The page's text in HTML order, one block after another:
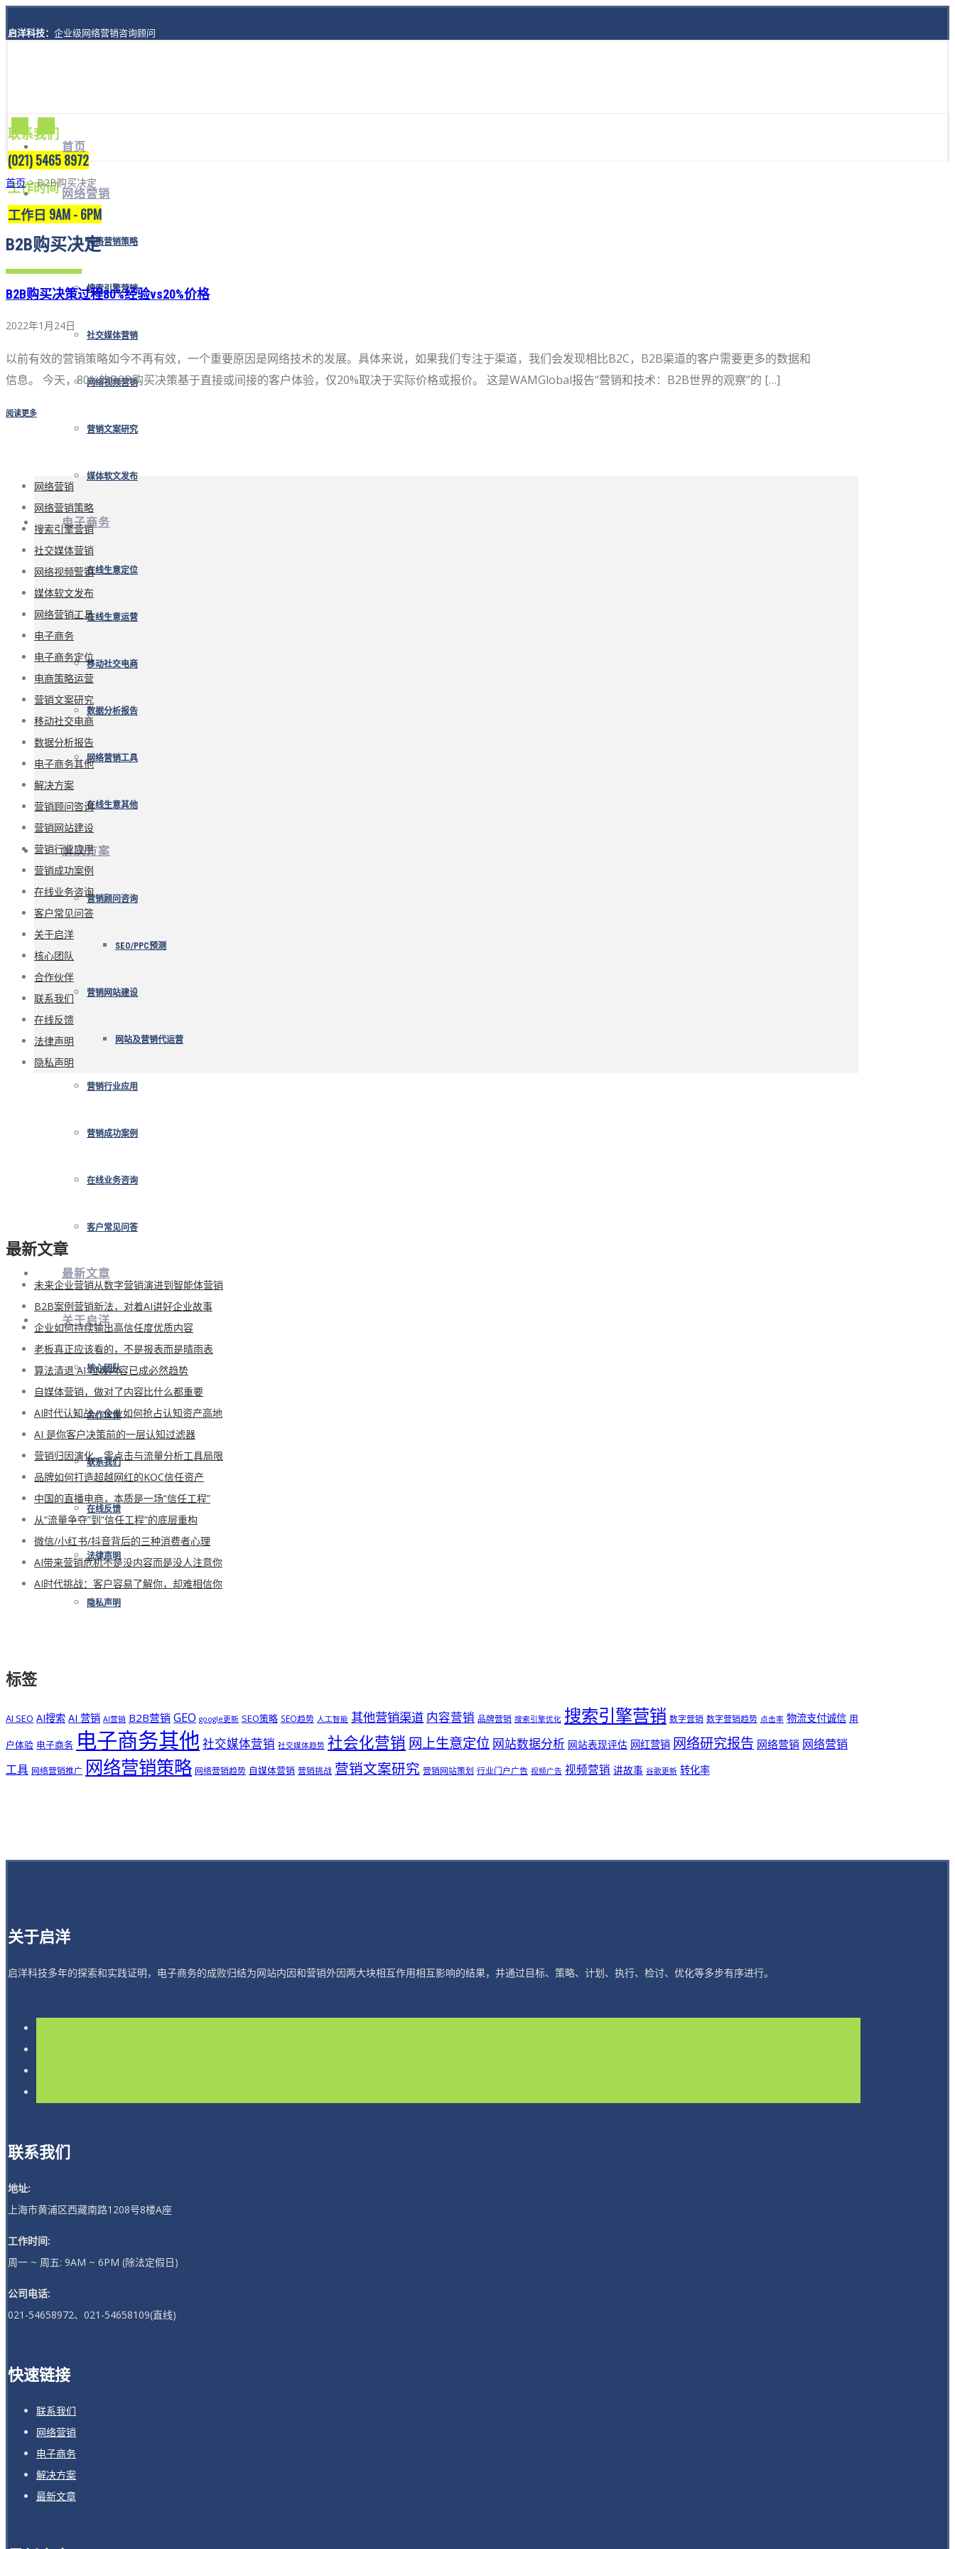
启洋科技： 企业级网络营销咨询顾问
联系我们
(021) 5465 8972
工作时间
工作日 9AM - 6PM
首页
网络营销
网络营销策略
搜索引擎营销
社交媒体营销
网络视频营销
营销文案研究
媒体软文发布
电子商务
在线生意定位
在线生意运营
移动社交电商
数据分析报告
网络营销工具
在线生意其他
解决方案
营销顾问咨询
SEO/PPC预测
营销网站建设
网站及营销代运营
营销行业应用
营销成功案例
在线业务咨询
客户常见问答
最新文章
关于启洋
核心团队
合作伙伴
联系我们
在线反馈
法律声明
隐私声明
首页> B2B购买决定
B2B购买决定
B2B购买决策过程80%经验vs20%价格
2022年1月24日
以前有效的营销策略如今不再有效，一个重要原因是网络技术的发展。具体来说，如果我们专注于渠道，我们会发现相比B2C，B2B渠道的客户需要更多的数据和
信息。 今天，80%的B2B购买决策基于直接或间接的客户体验，仅20%取决于实际价格或报价。 这是WAMGlobal报告“营销和技术：B2B世界的观察”的 […]
阅读更多
网络营销
网络营销策略
搜索引擎营销
社交媒体营销
网络视频营销
媒体软文发布
网络营销工具
电子商务
电子商务定位
电商策略运营
营销文案研究
移动社交电商
数据分析报告
电子商务其他
解决方案
营销顾问咨询
营销网站建设
营销行业应用
营销成功案例
在线业务咨询
客户常见问答
关于启洋
核心团队
合作伙伴
联系我们
在线反馈
法律声明
隐私声明
最新文章
未来企业营销从数字营销演进到智能体营销
B2B案例营销新法，对着AI讲好企业故事
企业如何持续输出高信任度优质内容
老板真正应该看的，不是报表而是晴雨表
算法清退 AI 垃圾内容已成必然趋势
自媒体营销，做对了内容比什么都重要
AI时代认知战，企业如何抢占认知资产高地
AI 是你客户决策前的一层认知过滤器
营销归因演化、零点击与流量分析工具局限
品牌如何打造超越网红的KOC信任资产
中国的直播电商，本质是一场“信任工程”
从“流量争夺”到“信任工程”的底层重构
微信/小红书/抖音背后的三种消费者心理
AI带来营销危机不是没内容而是没人注意你
AI时代挑战：客户容易了解你，却难相信你
标签
AI SEO AI搜索 AI 营销 AI营销 B2B营销 GEO google更新 SEO策略 SEO趋势 人工智能 其他营销渠道 内容营销 品牌营销 搜索引擎优化 搜索引擎营销 数字营销 数字营销趋势 点击率 物流支付诚信 用
户体验 电子商务 电子商务其他社交媒体营销 社交媒体趋势 社会化营销 网上生意定位 网站数据分析 网站表现评估 网红营销 网络研究报告 网络营销 网络营销
工具 网络营销推广 网络营销策略 网络营销趋势 自媒体营销 营销挑战 营销文案研究 营销网站策划 行业门户广告 视频广告 视频营销 讲故事 谷歌更新 转化率
关于启洋
启洋科技多年的探索和实践证明，电子商务的成败归结为网站内因和营销外因两大块相互作用相互影响的结果，并通过目标、策略、计划、执行、检讨、优化等多步有序进行。
联系我们
地址:
上海市黄浦区西藏南路1208号8楼A座
工作时间:
周一 ~ 周五: 9AM ~ 6PM (除法定假日)
公司电话:
021-54658972、021-54658109(直线)
快速链接
联系我们
网络营销
电子商务
解决方案
最新文章